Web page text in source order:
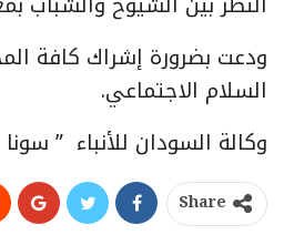
ودعت بضرورة إشراك كافة
السلام الاجتماعي.
وكالة السودان للأنباء ”
Share